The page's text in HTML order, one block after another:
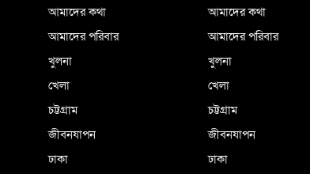
আমাদের কথা
আমাদের পরিবার
খুলনা
খেলা
চট্টগ্রাম
জীবনযাপন
ঢাকা
আমাদের কথা
আমাদের পরিবার
খুলনা
খেলা
চট্টগ্রাম
জীবনযাপন
ঢাকা